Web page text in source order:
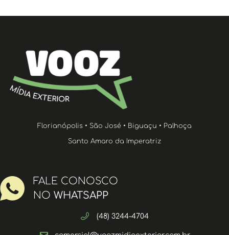
Florianópolis • São José • Biguaçu • Palhoça
Santo Amaro da Imperatriz
FALE CONOSCO
NO WHATSAPP
(48) 3244-4704